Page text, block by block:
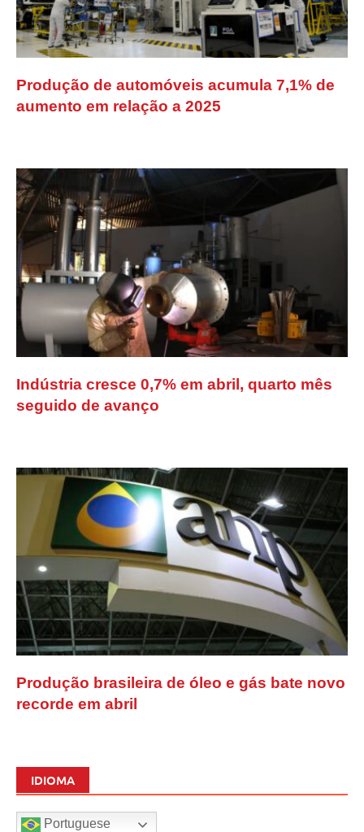
Produção de automóveis acumula 7,1% de
aumento em relação a 2025
Indústria cresce 0,7% em abril, quarto mês
seguido de avanço
Produção brasileira de óleo e gás bate novo
recorde em abril
IDIOMA
Portuguese